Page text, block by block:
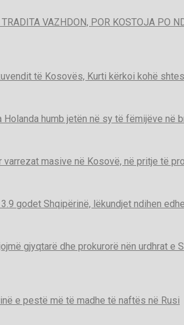
VAZHDON, POR KOSTOJA PO
të Kosovës, Kurti kërkoi kohë
Holanda humb jetën në sy të fëmijëve në
varrezat masive në Kosovë, në pritje të
godet Shqipërinë, lëkundjet ndihen
gjyqtarë dhe prokurorë nën urdhrat e
e pestë më të madhe të naftës në Rusi